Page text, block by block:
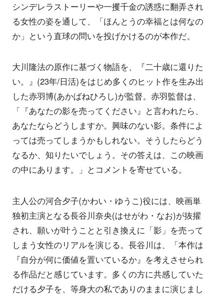
シンデレラストーリーや一攫千金の誘惑に翻弄され
る女性の姿を通して、「ほんとうの幸福とは何なの
か」という直球の問いを投げかけるのが本作だ。
大川隆法の原作に基づく物語を、『二十歳に還りた
い。』(23年/日活)をはじめ多くのヒット作を生み出
した赤羽博(あかばねひろし)が監督。赤羽監督は、
「『あなたの影を売ってください』と言われたら、
あなたならどうしますか。興味のない影。条件によ
っては売ってしまうかもしれない。そうしたらどう
なるか、知りたいでしょう。その答えは、この映画
の中にあります。」とコメントを寄せている。
主人公の河合夕子(かわい・ゆうこ)役には、映画単
独初主演となる長谷川奈央(はせがわ・なお)が抜擢
され、願いが叶うことと引き換えに「影」を売って
しまう女性のリアルを演じる。長谷川は、「本作は
『自分が何に価値を置いているか』を考えさせられ
る作品だと感じています。多くの方に共感していた
だける夕子を、等身大の私でありのままに演じまし